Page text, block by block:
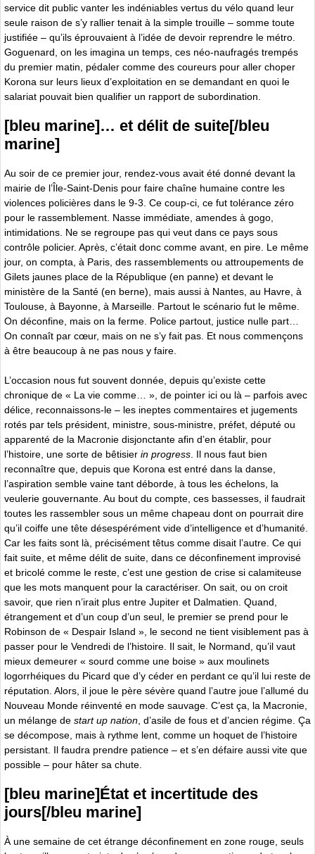
service dit public vanter les indéniables vertus du vélo quand leur
seule raison de s’y rallier tenait à la simple trouille – somme toute
justifiée – qu’ils éprouvaient à l’idée de devoir reprendre le métro.
Goguenard, on les imagina un temps, ces néo-naufragés trempés
du premier matin, pédaler comme des coureurs pour aller choper
Korona sur leurs lieux d’exploitation en se demandant en quoi le
salariat pouvait bien qualifier un rapport de subordination.
[bleu marine]… et délit de suite[/bleu
marine]
Au soir de ce premier jour, rendez-vous avait été donné devant la
mairie de l’Île-Saint-Denis pour faire chaîne humaine contre les
violences policières dans le 9-3. Ce coup-ci, ce fut tolérance zéro
pour le rassemblement. Nasse immédiate, amendes à gogo,
intimidations. Ne se regroupe pas qui veut dans ce pays sous
contrôle policier. Après, c’était donc comme avant, en pire. Le même
jour, on compta, à Paris, des rassemblements ou attroupements de
Gilets jaunes place de la République (en panne) et devant le
ministère de la Santé (en berne), mais aussi à Nantes, au Havre, à
Toulouse, à Bayonne, à Marseille. Partout le scénario fut le même.
On déconfine, mais on la ferme. Police partout, justice nulle part…
On connaît par cœur, mais on ne s’y fait pas. Et nous commençons
à être beaucoup à ne pas nous y faire.
L’occasion nous fut souvent donnée, depuis qu’existe cette
chronique de « La vie comme… », de pointer ici ou là – parfois avec
délice, reconnaissons-le – les ineptes commentaires et jugements
rotés par tels président, ministre, sous-ministre, préfet, député ou
apparenté de la Macronie disjonctante afin d’en établir, pour
l’histoire, une sorte de bêtisier in progress . Il nous faut bien
reconnaître que, depuis que Korona est entré dans la danse,
l’aspiration semble vaine tant déborde, à tous les échelons, la
veulerie gouvernante. Au bout du compte, ces bassesses, il faudrait
toutes les rassembler sous un même chapeau dont on pourrait dire
qu’il coiffe une tête désespérément vide d’intelligence et d’humanité.
Car les faits sont là, précisément têtus comme disait l’autre. Ce qui
fait suite, et même délit de suite, dans ce déconfinement improvisé
et bricolé comme le reste, c’est une gestion de crise si calamiteuse
que les mots manquent pour la caractériser. On sait, ou on croit
savoir, que rien n’irait plus entre Jupiter et Dalmatien. Quand,
étrangement et d’un coup d’un seul, le premier se prend pour le
Robinson de « Despair Island », le second ne tient visiblement pas à
passer pour le Vendredi de l’histoire. Il sait, le Normand, qu’il vaut
mieux demeurer « sourd comme une boise » aux moulinets
logorrhéiques du Picard que d’y céder en perdant ce qu’il lui reste de
réputation. Alors, il joue le père sévère quand l’autre joue l’allumé du
Nouveau Monde réinventé en mode sauvage. C’est ça, la Macronie,
un mélange de start up nation , d’asile de fous et d’ancien régime. Ça
se décompose, mais à rythme lent, comme un hoquet de l’histoire
persistant. Il faudra prendre patience – et s’en défaire aussi vite que
possible – pour hâter sa chute.
[bleu marine]État et incertitude des
jours[/bleu marine]
À une semaine de cet étrange déconfinement en zone rouge, seuls